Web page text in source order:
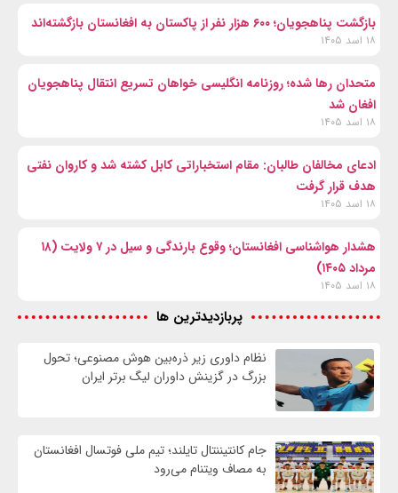
بازگشت پناهجویان؛ ۶۰۰ هزار نفر از پاکستان به افغانستان بازگشته‌اند
۱۸ اسد ۱۴۰۵
متحدان رها شده؛ روزنامه انگلیسی خواهان تسریع انتقال پناهجویان
افغان شد
۱۸ اسد ۱۴۰۵
ادعای مخالفان طالبان: مقام استخباراتی کابل کشته شد و کاروان نفتی
هدف قرار گرفت
۱۸ اسد ۱۴۰۵
هشدار هواشناسی افغانستان؛ وقوع بارندگی و سیل در ۷ ولایت (۱۸
مرداد ۱۴۰۵)
۱۸ اسد ۱۴۰۵
پربازدیدترین ها
نظام داوری زیر ذره‌بین هوش مصنوعی؛ تحول
بزرگ در گزینش داوران لیگ برتر ایران
جام کانتیننتال تایلند؛ تیم ملی فوتسال افغانستان
به مصاف ویتنام می‌رود